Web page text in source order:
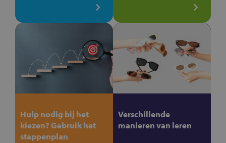
Hulp nodig bij het
kiezen? Gebruik het
stappenplan
Verschillende
manieren van leren